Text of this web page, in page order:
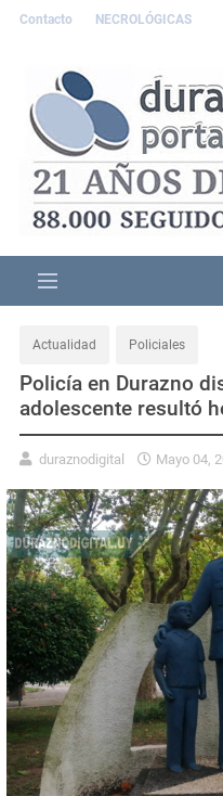
Contacto NECROLÓGICAS
Actualidad Policiales
Policía en Durazno
adolescente resultó
duraznodigital Mayo 04,